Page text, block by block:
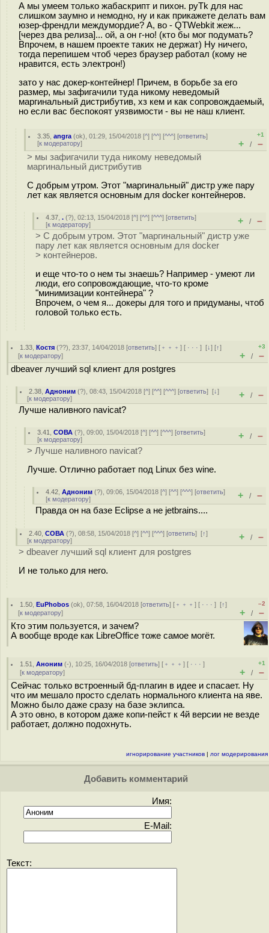
А мы умеем только жабаскрипт и пихон. pyTk для нас
слишком заумно и немодно, ну и как прикажете делать вам
юзер-френдли междумордие? А, во - QTWebkit жеж...
[через два релиза]... ой, а он г-но! (кто бы мог подумать?
Впрочем, в нашем проекте таких не держат) Ну ничего,
тогда перепишем чтоб через браузер работал (кому не
нравится, есть электрон!)
зато у нас докер-контейнер! Причем, в борьбе за его
размер, мы зафигачили туда никому неведомый
маргинальный дистрибутив, хз кем и как сопровождаемый,
но если вас беспокоят уязвимости - вы не наш клиент.
3.35 ,angra (ok), 01:29, 15/04/2018 [^] [^^] [^^^] [ответить]
[к модератору]
+1
+ / –
> мы зафигачили туда никому неведомый
маргинальный дистрибутив
С добрым утром. Этот "маргинальный" дистр уже пару
лет как является основным для docker контейнеров.
4.37 ,. (?), 02:13, 15/04/2018 [^] [^^] [^^^] [ответить]
[к модератору] + / –
> С добрым утром. Этот "маргинальный" дистр уже
пару лет как является основным для docker
> контейнеров.
и еще что-то о нем ты знаешь? Например - умеют ли
люди, его сопровождающие, что-то кроме
"минимизации контейнера" ?
Впрочем, о чем я... докеры для того и придуманы, чтоб
головой только есть.
1.33 ,Костя (??), 23:37, 14/04/2018 [ответить] [ ﹢﹢﹢] [ · · ·][↓] [↑]
[к модератору]
+3
+ / –
dbeaver лучший sql клиент для postgres
2.38 ,Адноним (?), 08:43, 15/04/2018 [^] [^^] [^^^] [ответить][↓]
[к модератору] + / –
Лучше наливного navicat?
3.41 ,СОВА (?), 09:00, 15/04/2018 [^] [^^] [^^^] [ответить]
[к модератору] + / –
> Лучше наливного navicat?
Лучше. Отлично работает под Linux без wine.
4.42 ,Адноним (?), 09:06, 15/04/2018 [^] [^^] [^^^] [ответить]
[к модератору] + / –
Правда он на базе Eclipse а не jetbrains....
2.40 ,СОВА (?), 08:58, 15/04/2018 [^] [^^] [^^^] [ответить][↑]
[к модератору] + / –
> dbeaver лучший sql клиент для postgres
И не только для него.
1.50 ,EuPhobos (ok), 07:58, 16/04/2018 [ответить] [ ﹢﹢﹢] [ · · ·][↑]
[к модератору]
–2
+ / –
Кто этим пользуется, и зачем?
А вообще вроде как LibreOffice тоже самое могёт.
1.51 ,Аноним (-), 10:25, 16/04/2018 [ответить] [ ﹢﹢﹢] [ · · ·]
[к модератору]
+1
+ / –
Сейчас только встроенный бд-плагин в идее и спасает. Ну
что им мешало просто сделать нормального клиента на яве.
Можно было даже сразу на базе эклипса.
А это овно, в котором даже копи-пейст к 4й версии не везде
работает, должно подохнуть.
игнорирование участников | лог модерирования
Добавить комментарий
Имя:
E-Mail:
Текст: